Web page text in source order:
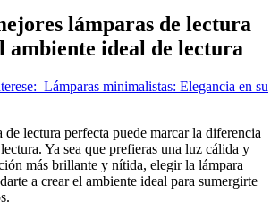
lámparas de lectura
ambiente ideal de lectura
Lámparas minimalistas: Elegancia en su
lectura perfecta puede marcar la diferencia
Ya sea que prefieras una luz cálida y
más brillante y nítida, elegir la lámpara
a crear el ambiente ideal para sumergirte